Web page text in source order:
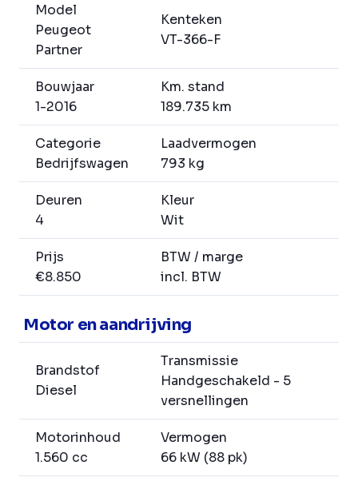
Model
Peugeot
Partner
Kenteken
VT-366-F
Bouwjaar
1-2016
Km. stand
189.735 km
Categorie
Bedrijfswagen
Laadvermogen
793 kg
Deuren
4
Kleur
Wit
Prijs
€8.850
BTW / marge
incl. BTW
Motor en aandrijving
Brandstof
Diesel
Transmissie
Handgeschakeld - 5
versnellingen
Motorinhoud
1.560 cc
Vermogen
66 kW (88 pk)